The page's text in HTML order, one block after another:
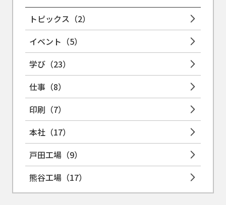
トピックス （2）
イベント （5）
学び （23）
仕事 （8）
印刷 （7）
本社 （17）
戸田工場 （9）
熊谷工場 （17）